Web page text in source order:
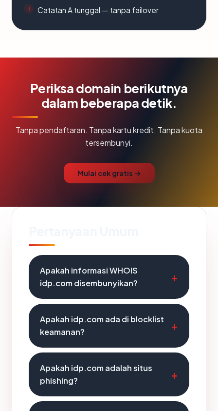
Catatan A tunggal — tanpa failover
Periksa domain berikutnya
dalam beberapa detik.
Tanpa pendaftaran. Tanpa kartu kredit. Tanpa kuota
tersembunyi.
Mulai cek gratis →
Apakah informasi WHOIS
idp.com disembunyikan?
Apakah idp.com ada di blocklist
keamanan?
Apakah idp.com adalah situs
phishing?